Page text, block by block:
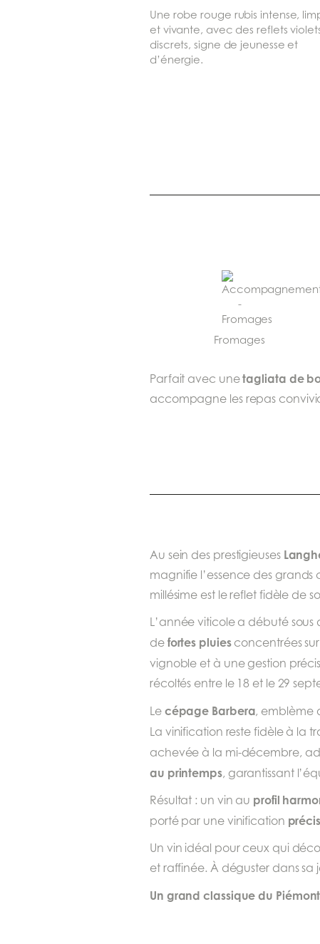
Une robe rouge rubis intense,
et vivante, avec des reflets
discrets, signe de jeunesse et
d’énergie.
Fromages
Parfait avec unetagliata de
accompagne les repas
Au sein des prestigieuses
magnifie l’essence des
millésime est le reflet fidèle de
L’année viticole a débuté sous
de fortes pluiesconcentrées sur
vignoble et à une gestion
récoltés entre le 18 et le 29
Le cépage Barbera, emblème
La vinification reste fidèle à la
achevée à la mi-décembre,
au printemps, garantissant
Résultat : un vin au profil
porté par une vinification
Un vin idéal pour ceux qui
et raffinée. À déguster dans sa
Un grand classique du